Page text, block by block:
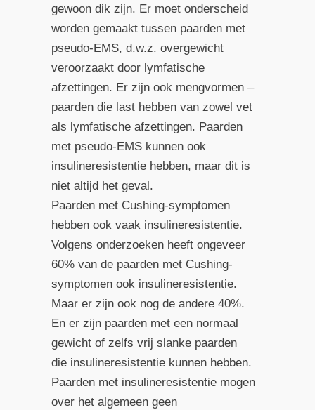
gewoon dik zijn. Er moet onderscheid
worden gemaakt tussen paarden met
pseudo-EMS, d.w.z. overgewicht
veroorzaakt door lymfatische
afzettingen. Er zijn ook mengvormen –
paarden die last hebben van zowel vet
als lymfatische afzettingen. Paarden
met pseudo-EMS kunnen ook
insulineresistentie hebben, maar dit is
niet altijd het geval.
Paarden met Cushing-symptomen
hebben ook vaak insulineresistentie.
Volgens onderzoeken heeft ongeveer
60% van de paarden met Cushing-
symptomen ook insulineresistentie.
Maar er zijn ook nog de andere 40%.
En er zijn paarden met een normaal
gewicht of zelfs vrij slanke paarden
die insulineresistentie kunnen hebben.
Paarden met insulineresistentie mogen
over het algemeen geen